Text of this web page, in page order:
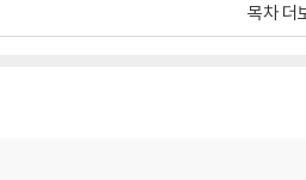
목차 더